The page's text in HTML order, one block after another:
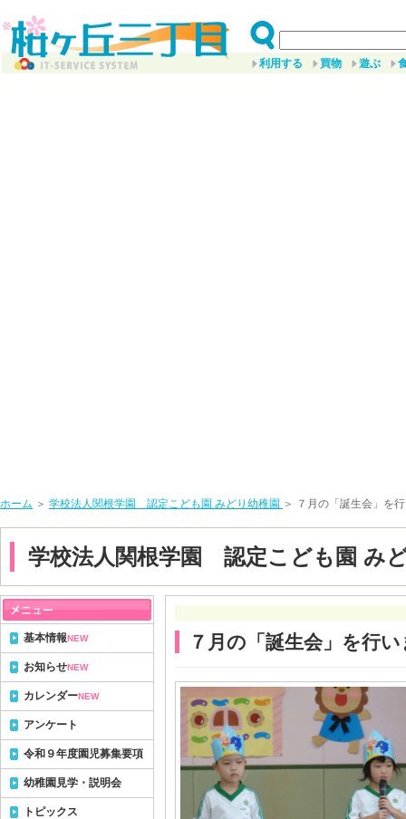
利用する 買物 遊ぶ
ホーム ＞ 学校法人関根学園 認定こども園 みどり幼稚園 ＞ ７月の「誕生会」を
学校法人関根学園 認定こども園 み
７月の「誕生会」を行
基本情報NEW
お知らせNEW
カレンダーNEW
アンケート
令和９年度園児募集要項
幼稚園見学・説明会
トピックス